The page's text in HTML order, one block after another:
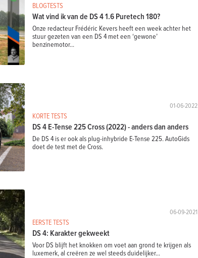
BLOGTESTS
Wat vind ik van de DS 4 1.6 Puretech 180?
Onze redacteur Frédéric Kevers heeft een week achter het
stuur gezeten van een DS 4 met een ‘gewone’
benzinemotor...
01-06-2022
KORTE TESTS
DS 4 E-Tense 225 Cross (2022) - anders dan anders
De DS 4 is er ook als plug-inhybride E-Tense 225. AutoGids
doet de test met de Cross.
06-09-2021
EERSTE TESTS
DS 4: Karakter gekweekt
Voor DS blijft het knokken om voet aan grond te krijgen als
luxemerk, al creëren ze wel steeds duidelijker...